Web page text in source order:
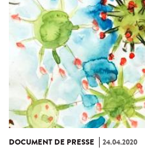
DOCUMENT DE PRESSE 24.04.2020